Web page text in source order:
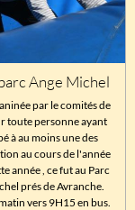
Ange Michel
par le comités de
toute personne ayant
à au moins une des
au cours de l'année
année , ce fut au Parc
prés de Avranche.
vers 9H15 en bus.